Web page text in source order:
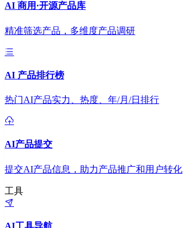
AI 商用·开源产品库
精准筛选产品，多维度产品调研
AI 产品排行榜
热门AI产品实力、热度、年/月/日排行
AI产品提交
提交AI产品信息，助力产品推广和用户转化
工具
AI工具导航